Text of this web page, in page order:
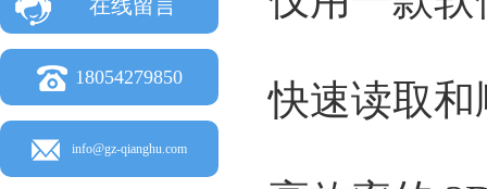
在线留言
18054279850
info@gz-qianghu.com
快速读取